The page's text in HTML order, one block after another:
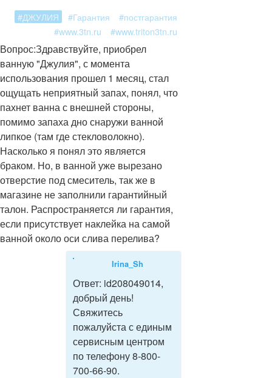
#ДЖУЛИЯ #Гарантия
#постгарантия
#www.3tn.ru
#www.triton3tn.ru
Вопрос:Здравствуйте, приобрел
ванную "Джулия", с момента
использования прошел 1 месяц, стал
ощущать неприятный запах, понял, что
пахнет ванна с внешней стороны,
помимо запаха дно снаружи ванной
липкое (там где стекловолокно).
Насколько я понял это является
браком. Но, в ванной уже вырезано
отверстие под смеситель, так же в
магазине не заполнили гарантийный
талон. Распространяется ли гарантия,
если присутствует наклейка на самой
ванной около оси слива перелива?
Irina_Sh
Ответ: id208049014,
добрый день!
Свяжитесь
пожалуйста с единым
сервисным центром
по телефону 8-800-
700-66-90.